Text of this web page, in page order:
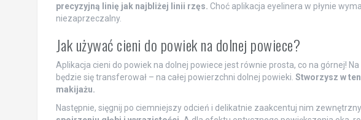
precyzyjną linię jak najbliżej linii rzęs. Choć aplikacja eyelinera w płynie
niezaprzeczalny.
Jak używać cieni do powiek na dolnej powiece?
Aplikacja cieni do powiek na dolnej powiece jest równie prosta, co na górnej!
będzie się transferował – na całej powierzchni dolnej powieki. Stworzysz w
makijażu.
Następnie, sięgnij po ciemniejszy odcień i delikatnie zaakcentuj nim zewnętrzny